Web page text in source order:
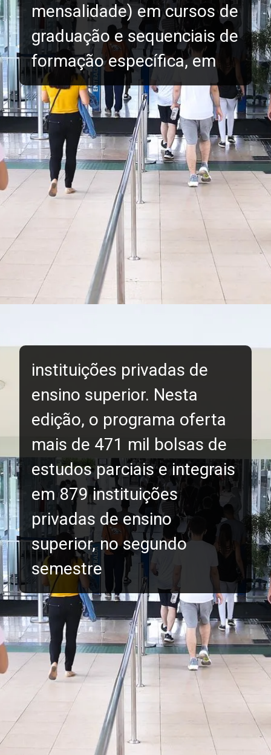
mensalidade) em cursos de
graduação e sequenciais de
formação específica, em
instituições privadas de
ensino superior. Nesta
edição, o programa oferta
mais de 471 mil bolsas de
estudos parciais e integrais
em 879 instituições
privadas de ensino
superior, no segundo
semestre